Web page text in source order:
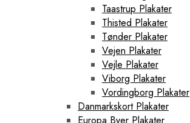
Taastrup Plakater
Thisted Plakater
Tønder Plakater
Vejen Plakater
Vejle Plakater
Viborg Plakater
Vordingborg Plakater
Danmarkskort Plakater